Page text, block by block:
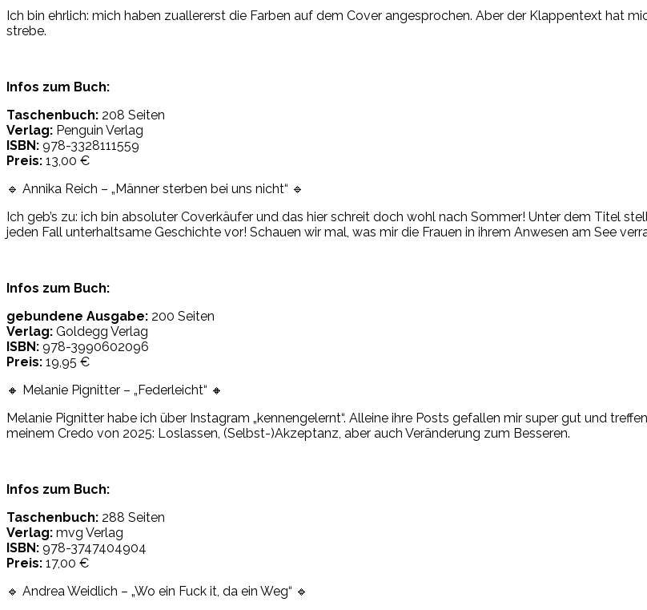
Ich bin ehrlich: mich haben zuallererst die Farben auf dem Cover angesprochen. Aber der Klappentext hat
strebe.
Infos zum Buch:
Taschenbuch: 208 Seiten
Verlag: Penguin Verlag
ISBN: 978-3328111559
Preis: 13,00 €
🔹 Annika Reich – „Männer sterben bei uns nicht“ 🔹
Ich geb’s zu: ich bin absoluter Coverkäufer und das hier schreit doch wohl nach Sommer! Unter dem Titel
jeden Fall unterhaltsame Geschichte vor! Schauen wir mal, was mir die Frauen in ihrem Anwesen am See
Infos zum Buch:
gebundene Ausgabe: 200 Seiten
Verlag: Goldegg Verlag
ISBN: 978-3990602096
Preis: 19,95 €
🔸 Melanie Pignitter – „Federleicht“ 🔸
Melanie Pignitter habe ich über Instagram „kennengelernt“. Alleine ihre Posts gefallen mir super gut und
meinem Credo von 2025: Loslassen, (Selbst-)Akzeptanz, aber auch Veränderung zum Besseren.
Infos zum Buch:
Taschenbuch: 288 Seiten
Verlag: mvg Verlag
ISBN: 978-3747404904
Preis: 17,00 €
🔹 Andrea Weidlich – „Wo ein Fuck it, da ein Weg“ 🔹